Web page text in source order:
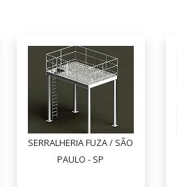
SERRALHERIA FUZA / SÃO
PAULO - SP